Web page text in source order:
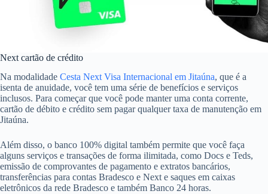
Next cartão de crédito
Na modalidade Cesta Next Visa Internacional em Jitaúna, que é a
isenta de anuidade, você tem uma série de benefícios e serviços
inclusos. Para começar que você pode manter uma conta corrente,
cartão de débito e crédito sem pagar qualquer taxa de manutenção em
Jitaúna.
Além disso, o banco 100% digital também permite que você faça
alguns serviços e transações de forma ilimitada, como Docs e Teds,
emissão de comprovantes de pagamento e extratos bancários,
transferências para contas Bradesco e Next e saques em caixas
eletrônicos da rede Bradesco e também Banco 24 horas.